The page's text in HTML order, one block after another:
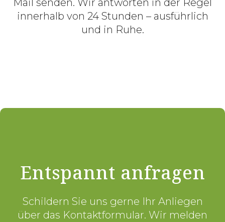
Mail senden. Wir antworten in der Regel
innerhalb von 24 Stunden – ausführlich
und in Ruhe.
Entspannt anfragen
Schildern Sie uns gerne Ihr Anliegen
über das Kontaktformular. Wir melden